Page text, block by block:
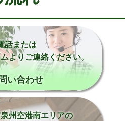
話または
よりご連絡ください。
い合わせ
州空港南エリアの